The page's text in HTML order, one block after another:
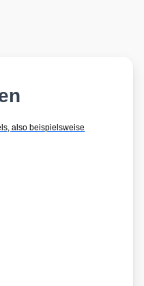
also beispielsweise